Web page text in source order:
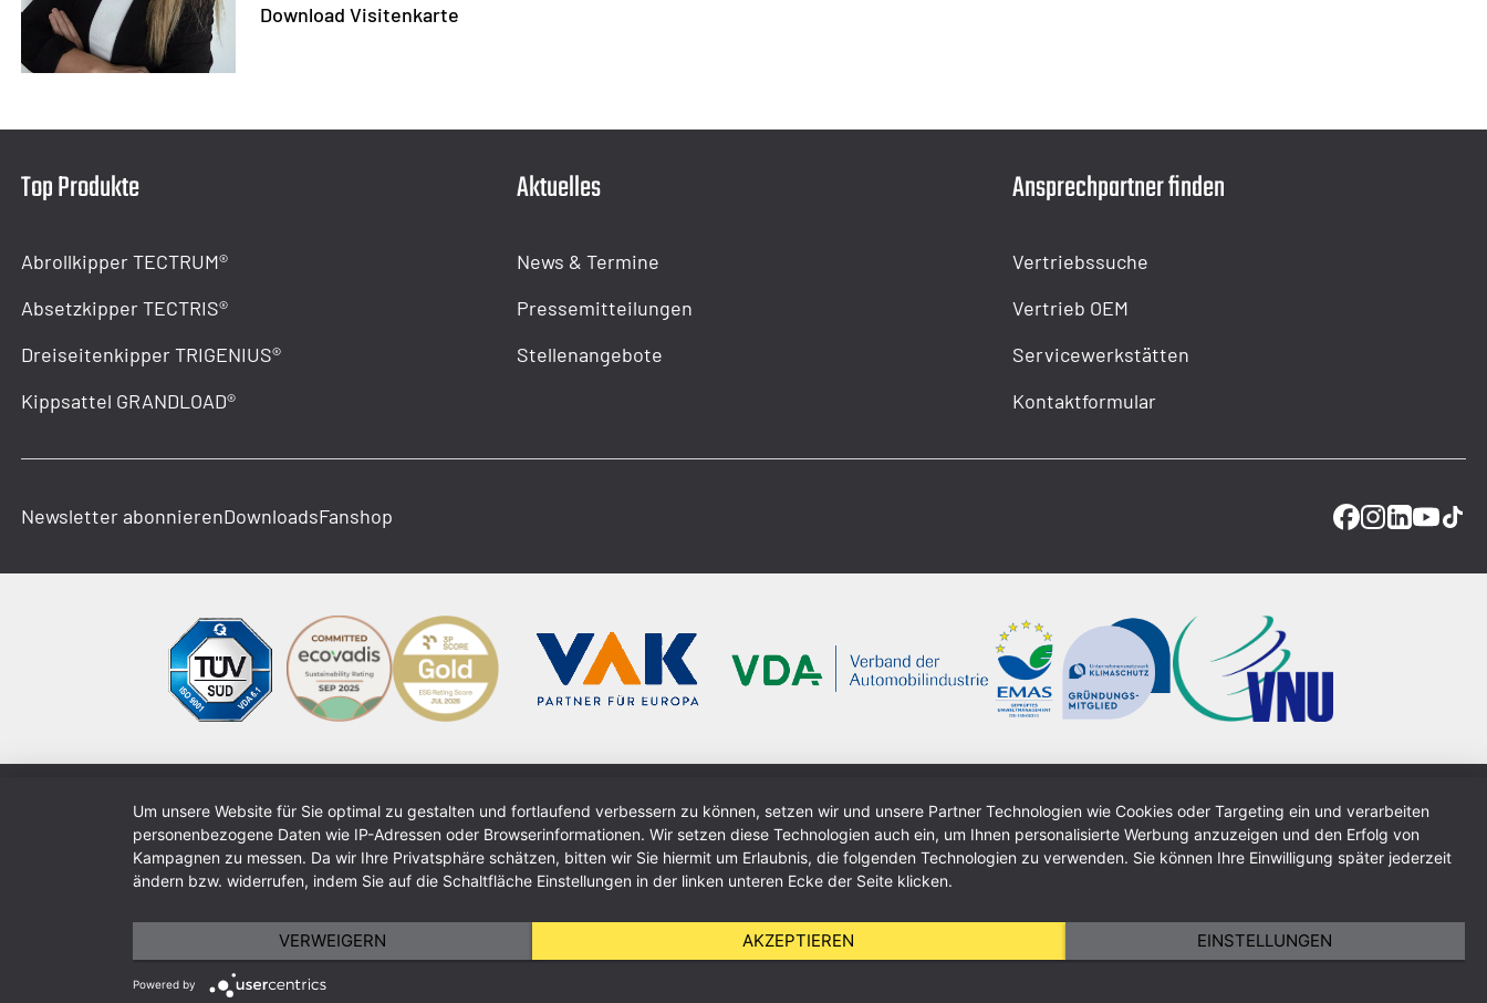
Download Visitenkarte
Top Produkte
Abrollkipper TECTRUM®
Absetzkipper TECTRIS®
Dreiseitenkipper TRIGENIUS®
Kippsattel GRANDLOAD®
Aktuelles
News & Termine
Pressemitteilungen
Stellenangebote
Ansprechpartner finden
Vertriebssuche
Vertrieb OEM
Servicewerkstätten
Kontaktformular
Newsletter abonnierenDownloadsFanshop
ImpressumDatenschutzerklärungAGBSitemap
Um unsere Website für Sie optimal zu gestalten und fortlaufend verbessern zu können, setzen wir und unsere Partner Technologien wie Cookies oder Targeting ein und verarbeiten
personenbezogene Daten wie IP-Adressen oder Browserinformationen. Wir setzen diese Technologien auch ein, um Ihnen personalisierte Werbung anzuzeigen und den Erfolg von
Kampagnen zu messen. Da wir Ihre Privatsphäre schätzen, bitten wir Sie hiermit um Erlaubnis, die folgenden Technologien zu verwenden. Sie können Ihre Einwilligung später jederzeit
ändern bzw. widerrufen, indem Sie auf die Schaltfläche Einstellungen in der linken unteren Ecke der Seite klicken.
VERWEIGERN AKZEPTIEREN EINSTELLUNGEN
Powered by